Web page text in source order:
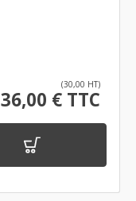
(30,00 HT)
36,00 € TTC